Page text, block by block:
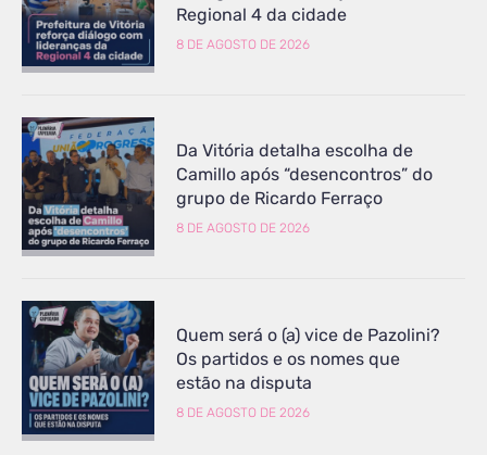
Regional 4 da cidade
8 DE AGOSTO DE 2026
Da Vitória detalha escolha de
Camillo após “desencontros” do
grupo de Ricardo Ferraço
8 DE AGOSTO DE 2026
Quem será o (a) vice de Pazolini?
Os partidos e os nomes que
estão na disputa
8 DE AGOSTO DE 2026